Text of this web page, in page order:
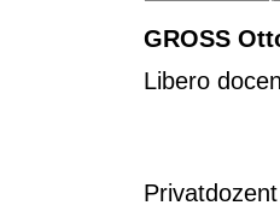
GROSS
Libero